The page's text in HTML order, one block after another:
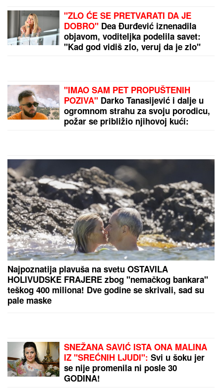
bizarno ostali bez pojačanja
TEPISI POPADIJE IVANE STIGLI I NA KANSKI
FESTIVAL: Od vune srpskih ovaca jedna
preduzimljiva žena iz Drugovca kraj Smedereva